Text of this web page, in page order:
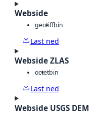
Webside
geotiffbin
Last ned
Webside ZLAS
octetbin
Last ned
Webside USGS DEM